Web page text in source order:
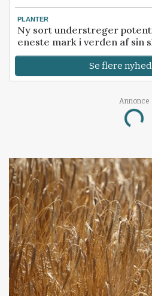
PLANTER
Ny sort understreger
eneste mark i verden af sin
Se flere
Annonce
Loading...